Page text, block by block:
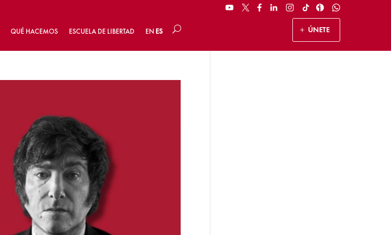
QUÉ HACEMOS ESCUELA DE LIBERTAD EN ES ÚNETE